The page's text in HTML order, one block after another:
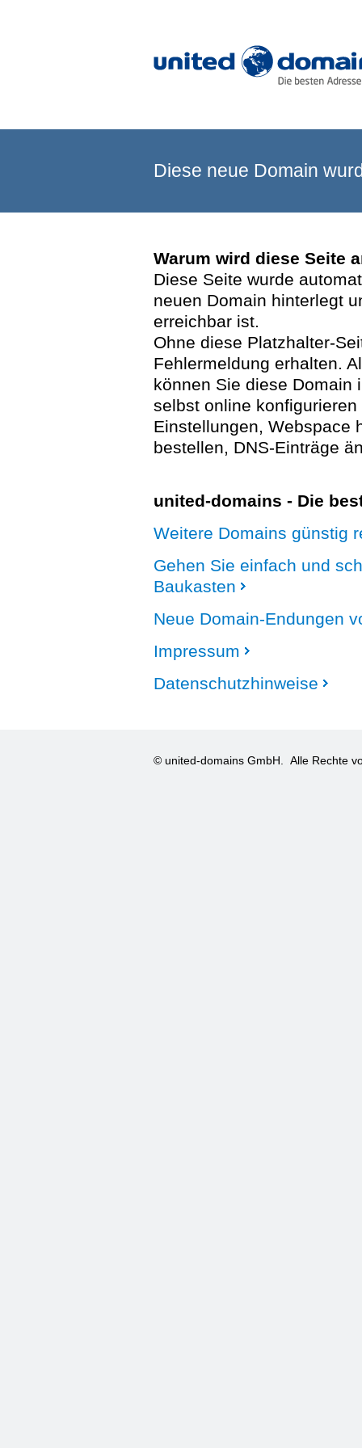
Diese neue Domain
Warum wird diese Seite
Diese Seite wurde
neuen Domain hinterlegt
erreichbar ist.
Ohne diese Platzhalter-
Fehlermeldung erhalten.
können Sie diese Domain
selbst online
Einstellungen, Webspace
bestellen, DNS-Einträge
united-domains - Die
Weitere Domains günstig
Gehen Sie einfach und
Baukasten
Neue Domain-Endungen
Impressum
Datenschutzhinweise
© united-domains GmbH. Alle Rechte